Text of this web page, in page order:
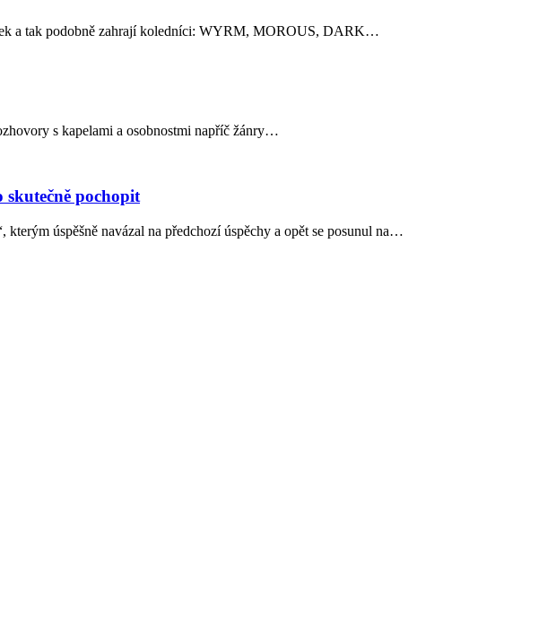
a tak podobně zahrají koledníci: WYRM, MOROUS, DARK…
s kapelami a osobnostmi napříč žánry…
pochopit
úspěšně navázal na předchozí úspěchy a opět se posunul na…